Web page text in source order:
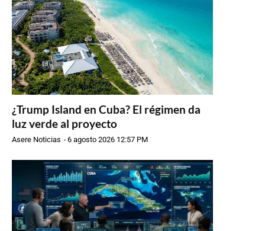
¿Trump Island en Cuba? El régimen da
luz verde al proyecto
Asere Noticias -6 agosto 2026 12:57 PM